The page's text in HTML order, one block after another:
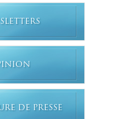
DE PRESSE